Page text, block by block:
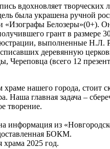
вдохновляет
была украшена ручной
Белозеры»(0+).
грант в размере
выполненные Н.Л.
деревянную
Череповца (всего 12
храме нашего города, стоит
Наша главная задача –
творение.
информация из
БОКМ.
2025 год.